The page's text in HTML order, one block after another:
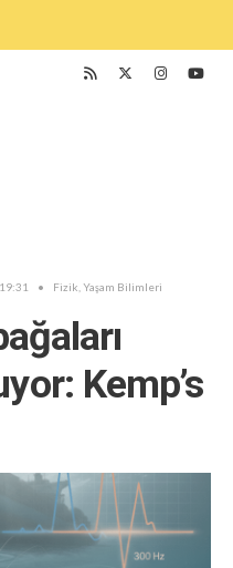
19:31 • Fizik Yaşam Bilimleri
Kemp’s